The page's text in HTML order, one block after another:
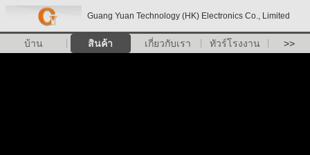
Guang Yuan Technology (HK) Electronics Co., Limited
บ้าน สินค้า เกี่ยวกับเรา ทัวร์โรงงาน >>